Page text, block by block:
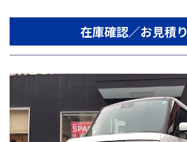
在庫確認／お見積り